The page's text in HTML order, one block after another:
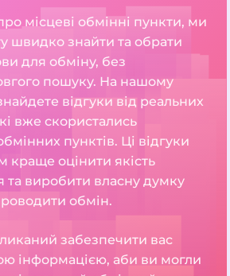
місцеві обмінні пункти, ми
швидко знайти та обрати
для обміну, без
пошуку. На нашому
відгуки від реальних
вже скористались
пунктів. Ці відгуки
краще оцінити якість
та виробити власну думку
обмін.
забезпечити вас
інформацією, аби ви могли